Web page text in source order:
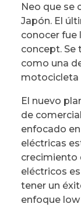
Neo que se
Japón. El
conocer fue
concept.
como una
motocicleta
El nuevo
de
enfocado
eléctricas
crecimiento
eléctricos
tener un
enfoque